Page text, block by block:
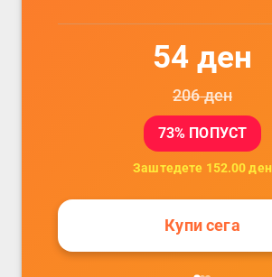
54 ден
206ден
73% ПОПУСТ
Заштедете 152.00 ден
Купи сега